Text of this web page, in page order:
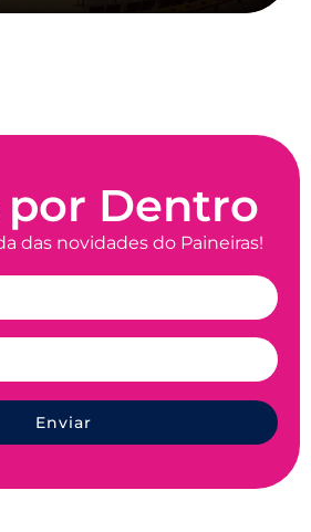
por Dentro
das novidades do Paineiras!
Enviar